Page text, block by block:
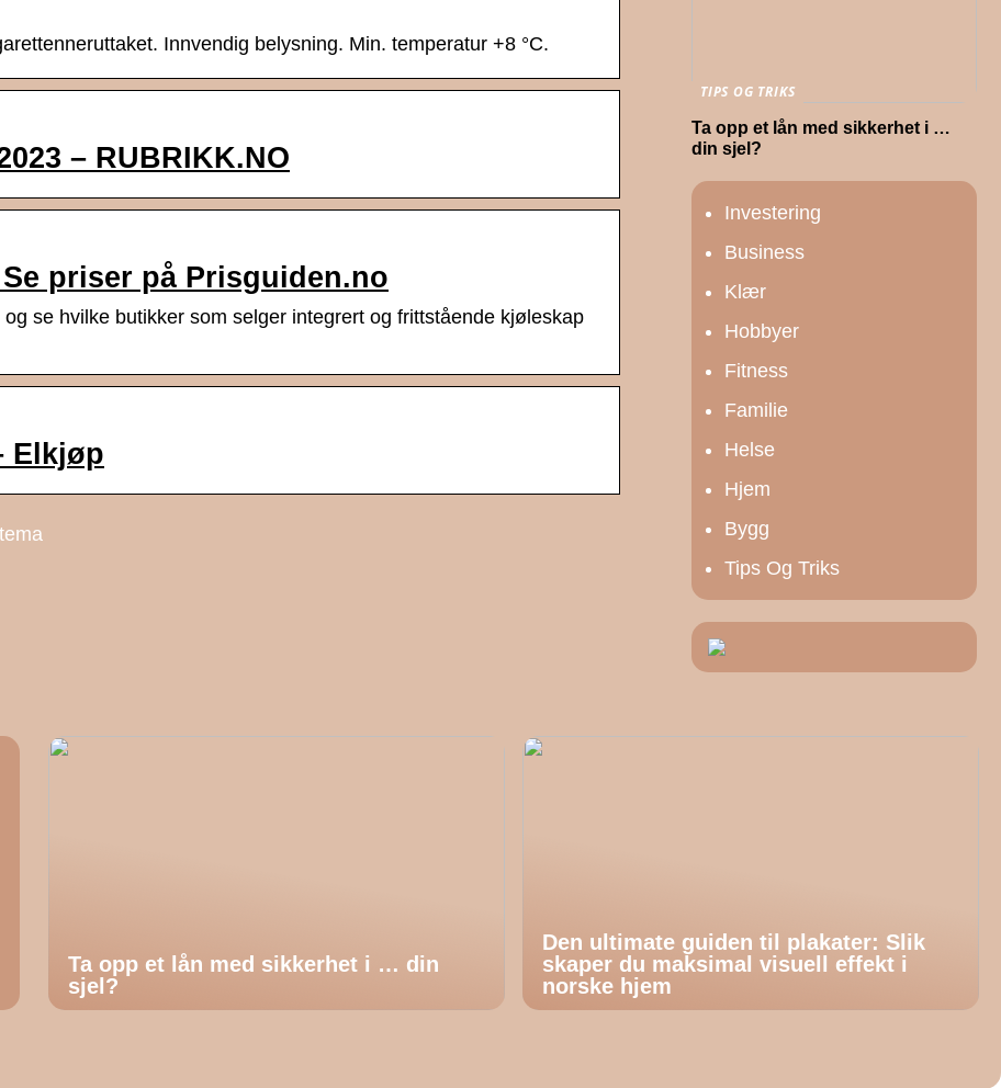
Innvendig belysning. Min. temperatur +8 °C.
– RUBRIKK.NO
priser på Prisguiden.no
se hvilke butikker som selger integrert og frittstående kjøleskap
Elkjøp
TIPS OG TRIKS
Ta opp et lån med sikkerhet i …
din sjel?
Investering
Business
Klær
Hobbyer
Fitness
Familie
Helse
Hjem
Bygg
Tips Og Triks
Ta opp et lån med sikkerhet i … din
sjel?
Den ultimate guiden til plakater: Slik
skaper du maksimal visuell effekt i
norske hjem